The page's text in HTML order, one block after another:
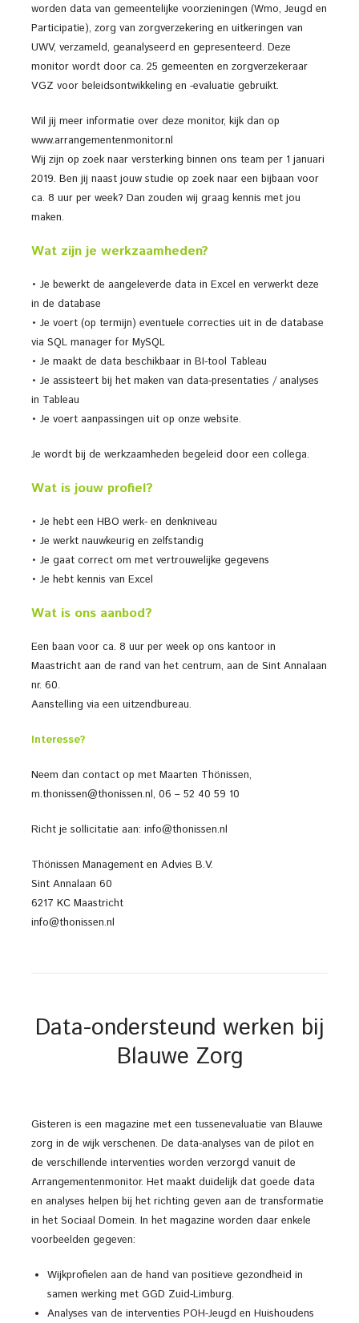
worden data van gemeentelijke voorzieningen (Wmo, Jeugd en
Participatie), zorg van zorgverzekering en uitkeringen van
UWV, verzameld, geanalyseerd en gepresenteerd. Deze
monitor wordt door ca. 25 gemeenten en zorgverzekeraar
VGZ voor beleidsontwikkeling en -evaluatie gebruikt.
Wil jij meer informatie over deze monitor, kijk dan op
www.arrangementenmonitor.nl
Wij zijn op zoek naar versterking binnen ons team per 1 januari
2019. Ben jij naast jouw studie op zoek naar een bijbaan voor
ca. 8 uur per week? Dan zouden wij graag kennis met jou
maken.
Wat zijn je werkzaamheden?
• Je bewerkt de aangeleverde data in Excel en verwerkt deze
in de database
• Je voert (op termijn) eventuele correcties uit in de database
via SQL manager for MySQL
• Je maakt de data beschikbaar in BI-tool Tableau
• Je assisteert bij het maken van data-presentaties / analyses
in Tableau
• Je voert aanpassingen uit op onze website.
Je wordt bij de werkzaamheden begeleid door een collega.
Wat is jouw profiel?
• Je hebt een HBO werk- en denkniveau
• Je werkt nauwkeurig en zelfstandig
• Je gaat correct om met vertrouwelijke gegevens
• Je hebt kennis van Excel
Wat is ons aanbod?
Een baan voor ca. 8 uur per week op ons kantoor in
Maastricht aan de rand van het centrum, aan de Sint Annalaan
nr. 60.
Aanstelling via een uitzendbureau.
Interesse?
Neem dan contact op met Maarten Thönissen,
m.thonissen@thonissen.nl, 06 – 52 40 59 10
Richt je sollicitatie aan: info@thonissen.nl
Thönissen Management en Advies B.V.
Sint Annalaan 60
6217 KC Maastricht
info@thonissen.nl
Data-ondersteund werken bij
Blauwe Zorg
Gisteren is een magazine met een tussenevaluatie van Blauwe
zorg in de wijk verschenen. De data-analyses van de pilot en
de verschillende interventies worden verzorgd vanuit de
Arrangementenmonitor. Het maakt duidelijk dat goede data
en analyses helpen bij het richting geven aan de transformatie
in het Sociaal Domein. In het magazine worden daar enkele
voorbeelden gegeven:
Wijkprofielen aan de hand van positieve gezondheid in
samen werking met GGD Zuid-Limburg.
Analyses van de interventies POH-Jeugd en Huishoudens